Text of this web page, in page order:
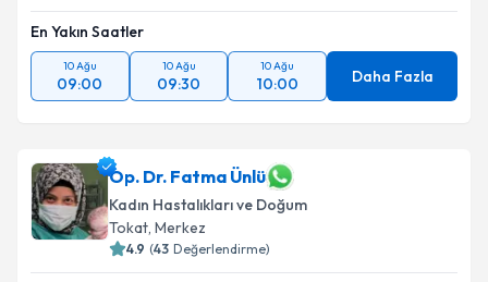
En Yakın Saatler
10 Ağu
09:00
10 Ağu
09:30
10 Ağu
10:00 Daha Fazla
Op. Dr. Fatma Ünlü
Kadın Hastalıkları ve Doğum
Tokat, Merkez
4.9 (43 Değerlendirme)